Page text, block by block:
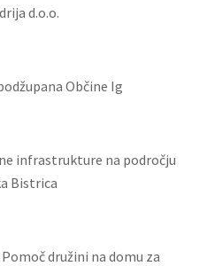
d.o.o.
Občine Ig
infrastrukture na področju
Bistrica
družini na domu za